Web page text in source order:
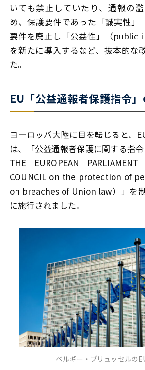
いても禁止していたり、通報の
め、保護要件であった「誠実性
要件を廃止し「公益性」（public
を新たに導入するなど、抜本的な
た。
EU「公益通報者保護指令
ヨーロッパ大陸に目を転じると、
は、「公益通報者保護に関する指
THE EUROPEAN
COUNCIL on the protection of
on breaches of Union law）」を
に施行されました。
ベルギー・ブリュッセルの